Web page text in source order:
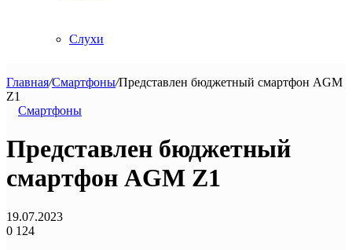
Слухи
Главная/Смартфоны/Представлен бюджетный смартфон AGM
Z1
Смартфоны
Представлен бюджетный
смартфон AGM Z1
19.07.2023
0 124